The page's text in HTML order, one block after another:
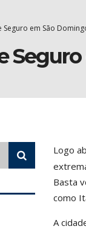
em São
Logo
Basta
como
A